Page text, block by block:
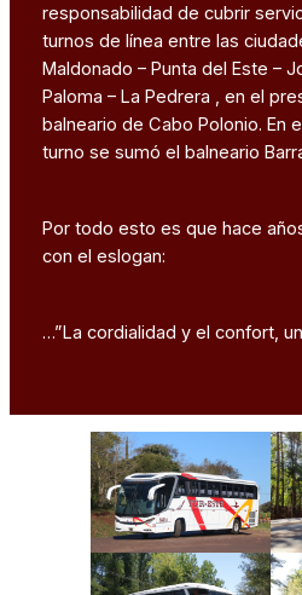
responsabilidad de cubrir
turnos de línea entre las
Maldonado – Punta del Este –
Paloma – La Pedrera , en el
balneario de Cabo Polonio. En
turno se sumó el balneario
Por todo esto es que hace
con el eslogan:
…”La cordialidad y el confort,